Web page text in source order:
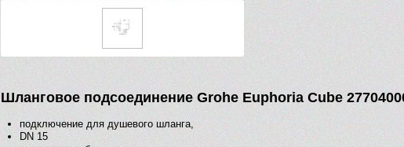
Шланговое подсоединение Grohe Euphoria Cube
подключение для душевого шланга,
DN 15